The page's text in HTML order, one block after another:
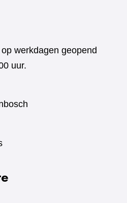
werkdagen geopend
uur.